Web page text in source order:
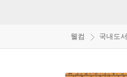
웰컴 국내도서